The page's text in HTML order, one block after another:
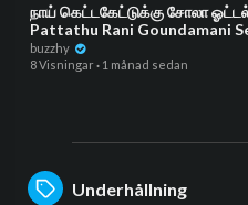
நாய் கெட்டகேட்டுக்கு சோலா ஓட்டல்ல
Pattathu Rani Goundamani
buzzhy
8 Visningar· 1 månad sedan
Underhållning